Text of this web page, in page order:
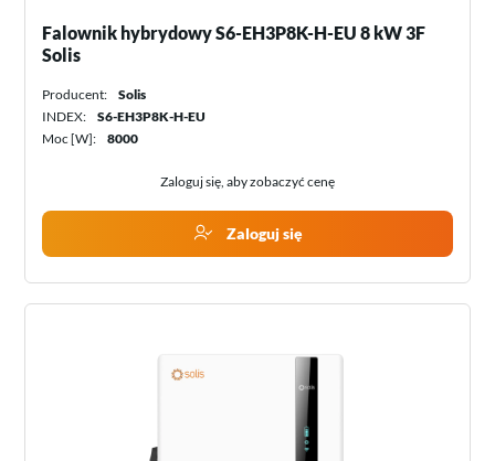
Falownik hybrydowy S6-EH3P8K-H-EU 8 kW 3F
Solis
Producent:
Solis
INDEX:
S6-EH3P8K-H-EU
Moc [W]:
8000
Zaloguj się, aby zobaczyć cenę
Zaloguj się